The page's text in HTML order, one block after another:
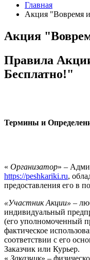
Главная
Акция "Вовремя
Акция
Правила
Бесплатно!"
Термины и
« Организатор» –
https://peshkariki.ru,
предоставления его в
«Участник Акции» –
индивидуальный
(его уполномоченный
фактическое
соответствии с его
Заказчик или Курьер.
« Заказчик» –